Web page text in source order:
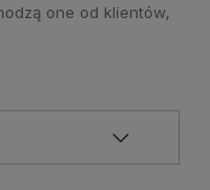
one od klientów,